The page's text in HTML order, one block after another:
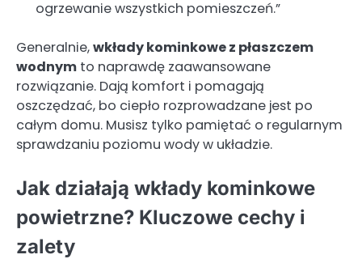
ogrzewanie wszystkich pomieszczeń.”
Generalnie,wkłady kominkowe z płaszczem
wodnym to naprawdę zaawansowane
rozwiązanie. Dają komfort i pomagają
oszczędzać, bo ciepło rozprowadzane jest po
całym domu. Musisz tylko pamiętać o regularnym
sprawdzaniu poziomu wody w układzie.
Jak działają wkłady kominkowe
powietrzne? Kluczowe cechy i
zalety